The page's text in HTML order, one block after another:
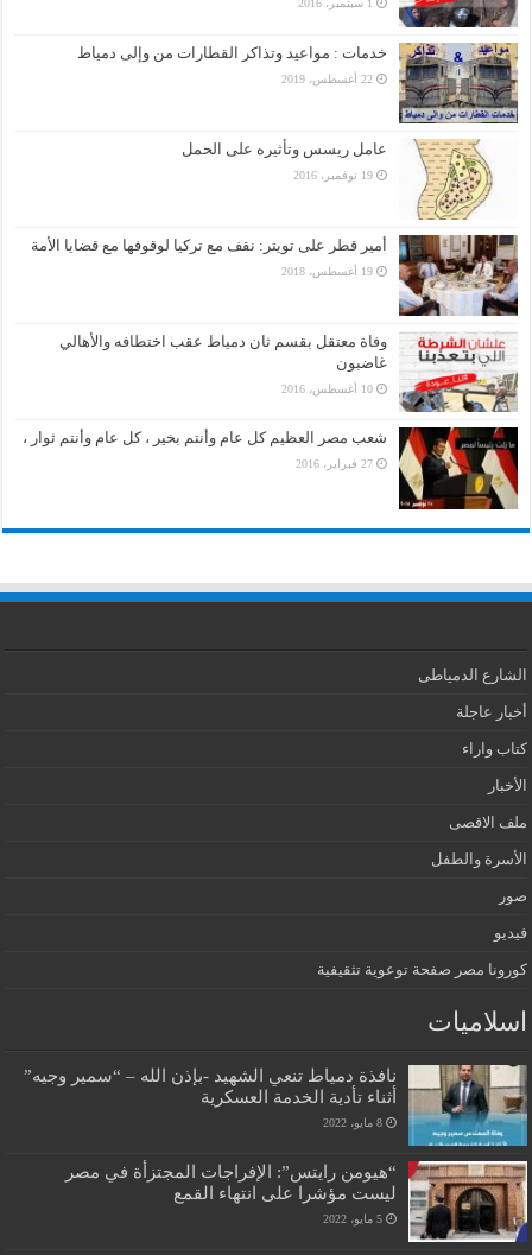
1 سبتمبر، 2016
خدمات : مواعيد وتذاكر القطارات من وإلى دمياط
22 أغسطس، 2019
عامل ريسس وتأثيره على الحمل
19 نوفمبر، 2016
أمير قطر على تويتر: نقف مع تركيا لوقوفها مع قضايا الأمة
19 أغسطس، 2018
وفاة معتقل بقسم ثان دمياط عقب اختطافه والأهالي
غاضبون
10 أغسطس، 2016
شعب مصر العظيم كل عام وأنتم بخير ، كل عام وأنتم ثوار ،
27 فبراير، 2016
الشارع الدمياطى
أخبار عاجلة
كتاب واراء
الأخبار
ملف الاقصى
الأسرة والطفل
صور
فيديو
كورونا مصر صفحة توعوية تثقيفية
اسلاميات
نافذة دمياط تنعي الشهيد -بإذن الله – “سمير وجيه”
أثناء تأدية الخدمة العسكرية
8 مايو، 2022
“هيومن رايتس”: الإفراجات المجتزأة في مصر
ليست مؤشرا على انتهاء القمع
5 مايو، 2022